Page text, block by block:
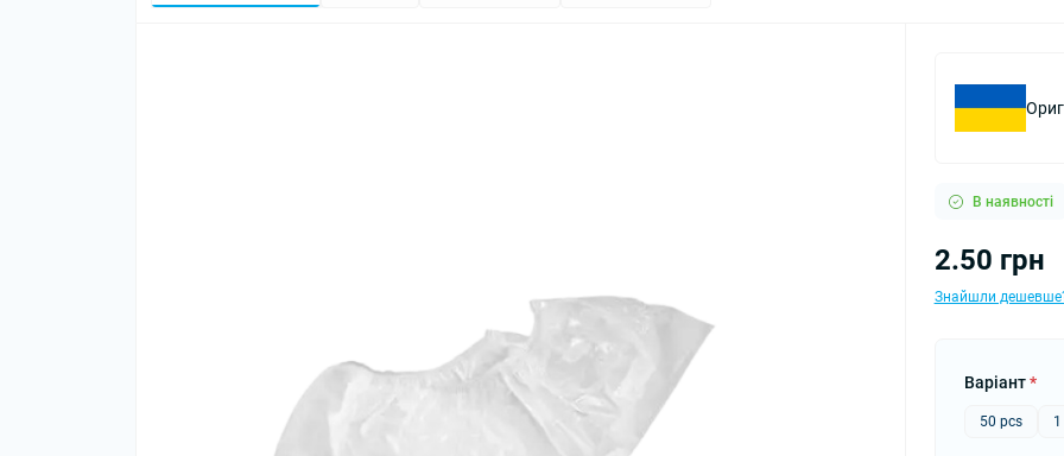
В наявності
2.50 грн
Знайшли
Варіант*
50 pcs